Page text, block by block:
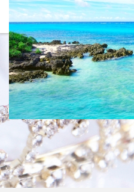
スタッフブログ